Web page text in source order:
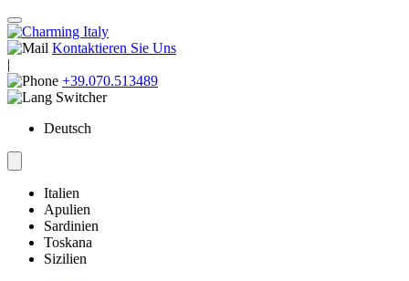
Kontaktieren Sie Uns
|
+39.070.513489
Deutsch
Italien
Apulien
Sardinien
Toskana
Sizilien